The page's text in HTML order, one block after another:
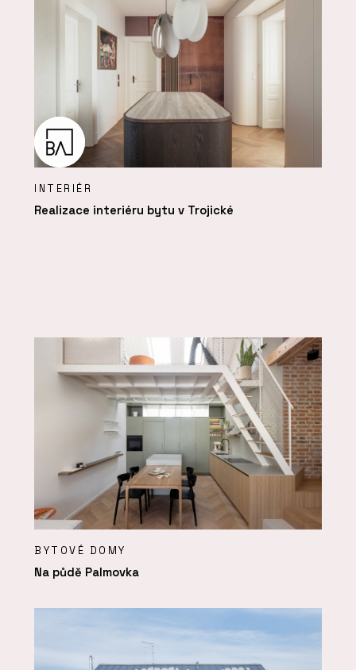
INTERIÉR
Realizace interiéru bytu v Trojické
BYTOVÉ DOMY
Na půdě Palmovka